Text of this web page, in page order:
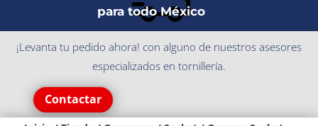
para todo México
¡Levanta tu pedido ahora! con alguno de nuestros asesores
especializados en tornillería.
Contactar